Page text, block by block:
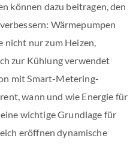
können dazu beitragen, den
Wärmepumpen
nicht nur zum Heizen,
zur Kühlung verwendet
mit Smart-Metering-
wann und wie Energie für
wichtige Grundlage für
eröffnen dynamische